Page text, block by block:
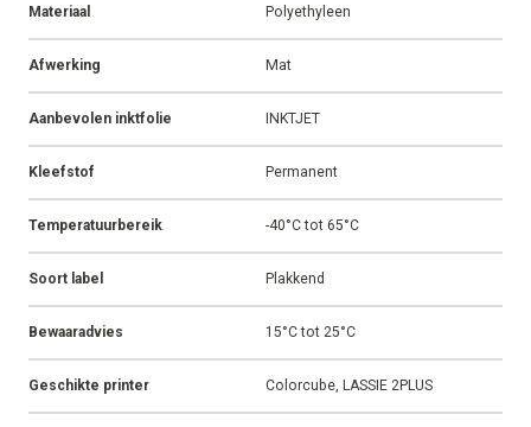
Materiaal Polyethyleen
Afwerking Mat
Aanbevolen inktfolie INKTJET
Kleefstof Permanent
Temperatuurbereik -40°C tot 65°C
Soort label Plakkend
Bewaaradvies 15°C tot 25°C
Geschikte printer Colorcube, LASSIE 2PLUS